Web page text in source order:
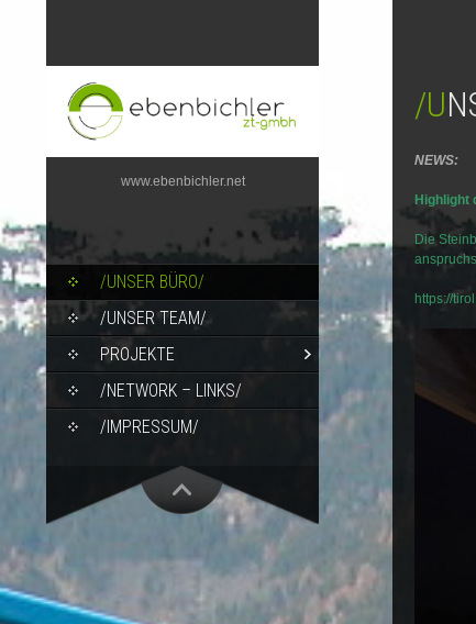
www.ebenbichler.net
SKIP TO CONTENT
/UNSER BÜRO/
/UNSER TEAM/
PROJEKTE
/NETWORK – LINKS/
/IMPRESSUM/
/
NEWS:
Highlight
Die
https://